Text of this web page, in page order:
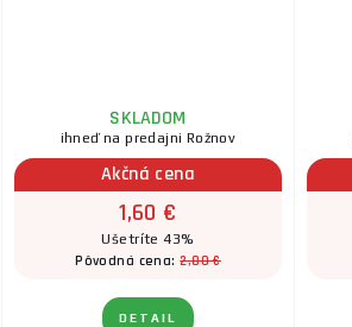
SKLADOM
ihneď na predajni Rožnov
Akčná cena
1,60 €
Ušetríte 43%
Pôvodná cena:2,80 €
DETAIL